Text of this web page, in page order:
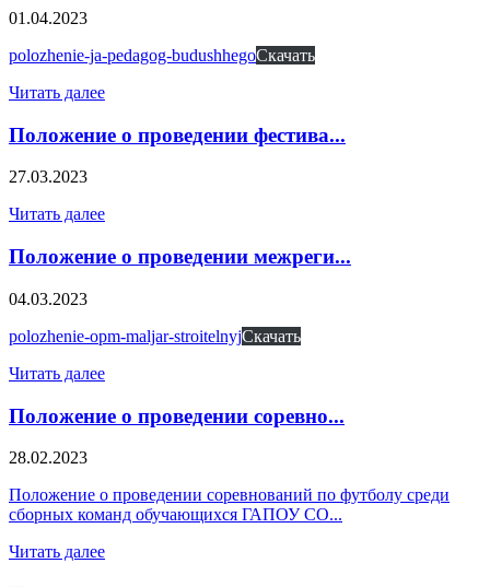
01.04.2023
polozhenie-ja-pedagog-budushhegoСкачать
Читать далее
Положение о проведении фестива...
27.03.2023
Читать далее
Положение о проведении межреги...
04.03.2023
polozhenie-opm-maljar-stroitelnyjСкачать
Читать далее
Положение о проведении соревно...
28.02.2023
Положение о проведении соревнований по футболу среди
сборных команд обучающихся ГАПОУ СО...
Читать далее